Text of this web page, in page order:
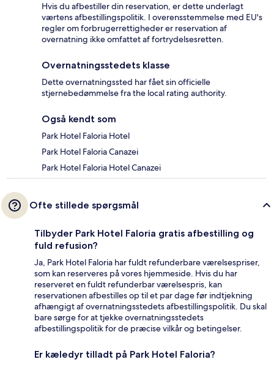
Hvis du afbestiller din reservation, er dette underlagt
værtens afbestillingspolitik. I overensstemmelse med EU's
regler om forbrugerrettigheder er reservation af
overnatning ikke omfattet af fortrydelsesretten.
Overnatningsstedets klasse
Dette overnatningssted har fået sin officielle
stjernebedømmelse fra the local rating authority.
Også kendt som
Park Hotel Faloria Hotel
Park Hotel Faloria Canazei
Park Hotel Faloria Hotel Canazei
Ofte stillede spørgsmål
Tilbyder Park Hotel Faloria gratis afbestilling og
fuld refusion?
Ja, Park Hotel Faloria har fuldt refunderbare værelsespriser,
som kan reserveres på vores hjemmeside. Hvis du har
reserveret en fuldt refunderbar værelsespris, kan
reservationen afbestilles op til et par dage før indtjekning
afhængigt af overnatningsstedets afbestillingspolitik. Du skal
bare sørge for at tjekke overnatningsstedets
afbestillingspolitik for de præcise vilkår og betingelser.
Er kæledyr tilladt på Park Hotel Faloria?